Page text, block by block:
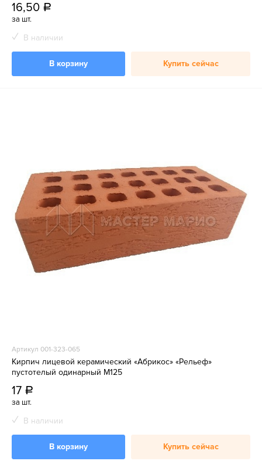
16,50 a
за шт.
В наличии
В корзину Купить сейчас
Артикул 001-323-065
Кирпич лицевой керамический «Абрикос» «Рельеф»
пустотелый одинарный М125
17 a
за шт.
В наличии
В корзину Купить сейчас